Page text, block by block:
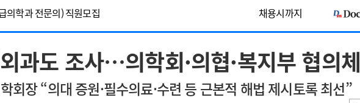
정처분 판례 정책/통계 공시
사소개 법적고지 광고안내
의학과 전문의) 직원모집
채용시까지
의(레지던트1년차) 모집
~2026-08-15
기 인턴 모집
~2026-08-31
학과 임기제 임상의사 채용
채용시까지
과도 조사…의학회·의협·복지부 협의체
회장 “의대 증원·필수의료·수련 등 근본적 해법 제시토록 최선”